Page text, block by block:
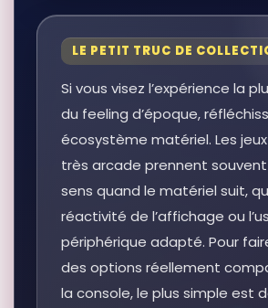
LE PETIT TRUC DE
Si vous visez l’expérience la
du feeling d’époque,
écosystème matériel. Les
très arcade prennent
sens quand le matériel suit,
réactivité de l’affichage ou
périphérique adapté. Pour
des options réellement
la console, le plus simple est